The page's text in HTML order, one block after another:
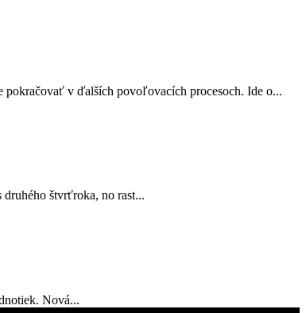
pokračovať v ďalších povoľovacích procesoch. Ide o...
štvrťroka, no rast...
Nová...